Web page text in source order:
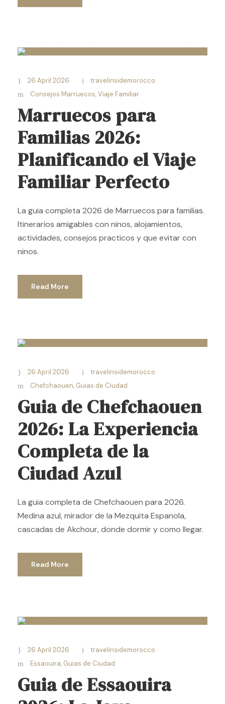
26 April 2026
travelinsidemorocco
Consejos Marruecos,Viaje Familiar
Marruecos para
Familias 2026:
Planificando el Viaje
Familiar Perfecto
La guia completa 2026 de Marruecos para familias.
Itinerarios amigables con ninos, alojamientos,
actividades, consejos practicos y que evitar con
ninos.
Read More
26 April 2026
travelinsidemorocco
Chefchaouen, Guias de Ciudad
Guia de Chefchaouen
2026: La Experiencia
Completa de la
Ciudad Azul
La guia completa de Chefchaouen para 2026.
Medina azul, mirador de la Mezquita Espanola,
cascadas de Akchour, donde dormir y como llegar.
Read More
26 April 2026
travelinsidemorocco
Essaouira, Guias de Ciudad
Guia de Essaouira